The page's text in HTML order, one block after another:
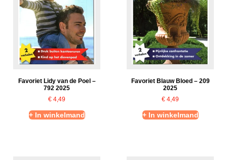
Favoriet Lidy van de Poel –
792 2025
€ 4,49
+ In winkelmand
Favoriet Blauw Bloed – 209
2025
€ 4,49
+ In winkelmand